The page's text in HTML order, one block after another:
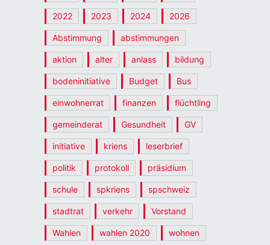
2022 2023 2024 2026
Abstimmung abstimmungen
aktion alter anlass bildung
bodeninitiative Budget Bus
einwohnerrat finanzen flüchtling
gemeinderat Gesundheit GV
initiative kriens leserbrief
politik protokoll präsidium
schule spkriens spschweiz
stadtrat verkehr Vorstand
Wahlen wahlen 2020 wohnen